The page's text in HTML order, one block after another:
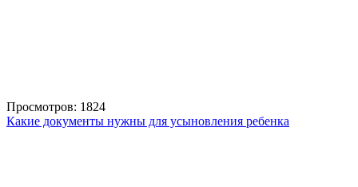
Просмотров: 1824
Какие документы нужны для усыновления ребенка